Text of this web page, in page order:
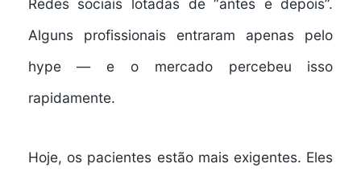
Redes sociais lotadas de “antes e depois”.
Alguns profissionais entraram apenas pelo
hype — e o mercado percebeu isso
rapidamente.
Hoje, os pacientes estão mais exigentes. Eles